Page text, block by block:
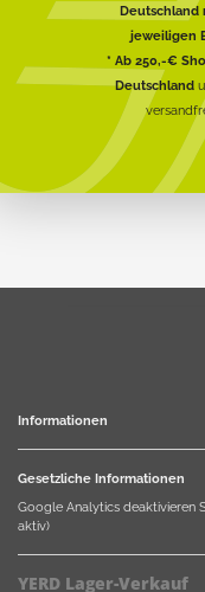
Deutschland
jeweiligen
* Ab 250,-€
Deutschland
Informationen
Gesetzliche Informationen
Google Analytics deaktivieren
aktiv)
YERD Lager-Verkauf